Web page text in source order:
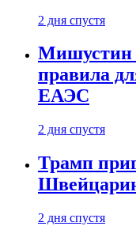
2 дня спустя
Мишустин
правила
ЕАЭС
2 дня спустя
Трамп
2 дня спустя